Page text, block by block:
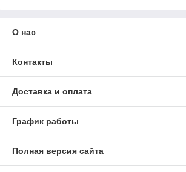
О нас
Контакты
Доставка и оплата
График работы
Полная версия сайта